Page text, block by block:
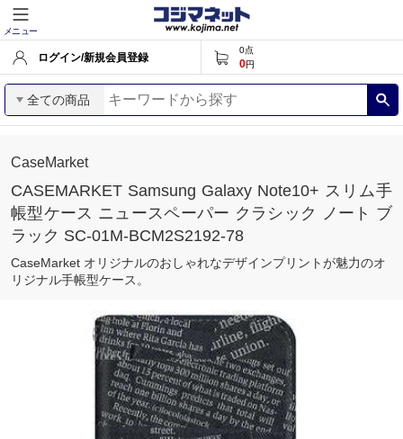
メニュー
ログイン/新規会員登録
0点
0円
全ての商品
CaseMarket
CASEMARKET Samsung Galaxy Note10+ スリム手
帳型ケース ニュースペーパー クラシック ノート ブ
ラック SC-01M-BCM2S2192-78
CaseMarket オリジナルのおしゃれなデザインプリントが魅力のオ
リジナル手帳型ケース。